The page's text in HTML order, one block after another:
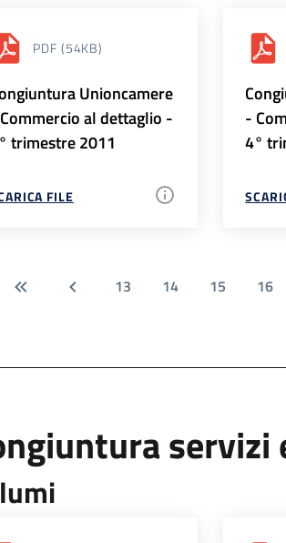
PDF (54KB)
Unioncamere
al dettaglio -
trimestre 2011
FILE
-
4°
13 14 15 16
servizi